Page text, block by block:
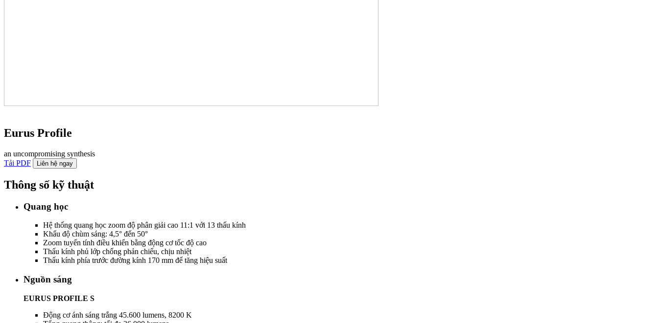
Eurus Profile
an uncompromising synthesis
Tải PDF
Liên hệ ngay
Thông số kỹ thuật
Quang học
Hệ thống quang học zoom độ phân giải cao 11:1 với 13 thấu kính
Khẩu độ chùm sáng: 4,5° đến 50°
Zoom tuyến tính điều khiển bằng động cơ tốc độ cao
Thấu kính phủ lớp chống phản chiếu, chịu nhiệt
Thấu kính phía trước đường kính 170 mm để tăng hiệu suất
Nguồn sáng
EURUS PROFILE S
Động cơ ánh sáng trắng 45.600 lumens, 8200 K